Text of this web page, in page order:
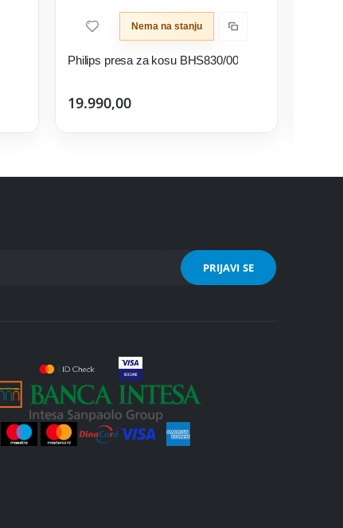
Nema na stanju
Philips presa za kosu BHS830/00
19.990,00